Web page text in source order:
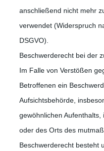
anschließend nicht mehr
verwendet (Widerspruch
DSGVO).
Beschwerderecht bei der
Im Falle von Verstößen
Betroffenen ein
Aufsichtsbehörde,
gewöhnlichen Aufenthalts,
oder des Orts des
Beschwerderecht besteht